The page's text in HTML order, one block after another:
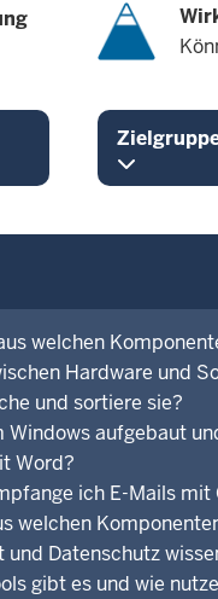
welchen
Hardware und
und sortiere sie?
aufgebaut
Word?
ich E-Mails mit
welchen
Datenschutz
gibt es und wie